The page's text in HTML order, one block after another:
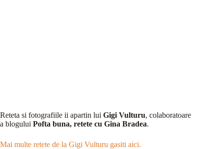
Reteta si fotografiile ii apartin lui Gigi Vulturu, colaboratoare
a blogului Pofta buna, retete cu Gina Bradea.
Mai multe retete de la Gigi Vulturu gasiti aici.